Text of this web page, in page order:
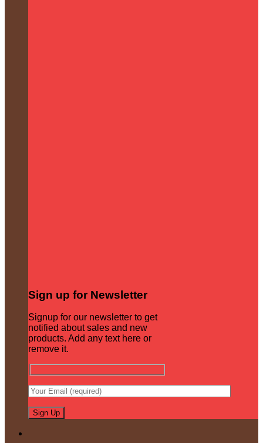
Sign up for Newsletter
Signup for our newsletter to get
notified about sales and new
products. Add any text here or
remove it.